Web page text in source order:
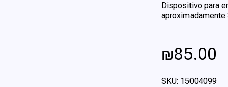
Dispositivo para
₪85.00
SKU: 15004099